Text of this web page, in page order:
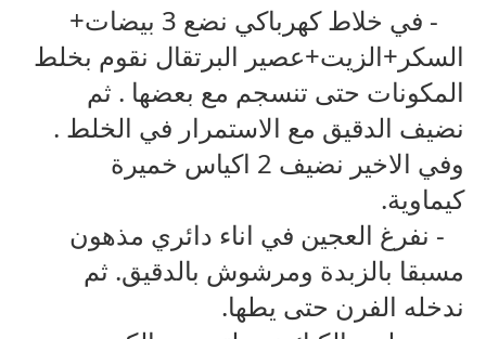
-
في خلاط كهرباكي نضع 3 بيضات+
السكر+الزيت+عصير البرتقال نقوم بخلط
المكونات حتى تنسجم مع بعضها . ثم
نضيف الدقيق مع الاستمرار في الخلط .
وفي الاخير نضيف 2 اكياس خميرة
كيماوية.
- نفرغ العجين في اناء دائري مذهون
مسبقا بالزبدة ومرشوش بالدقيق. ثم
ندخله الفرن حتى يطها.